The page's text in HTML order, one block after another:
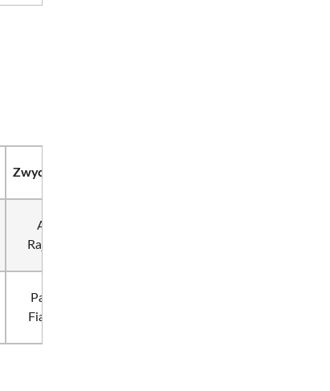
Zwyciężczyni
Alina
Rajkowa
Paulína
Fialková